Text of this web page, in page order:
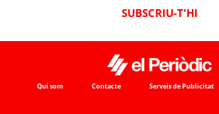
SUBSCRIU-T'HI
Qui som Contacte Serveis de Publicitat